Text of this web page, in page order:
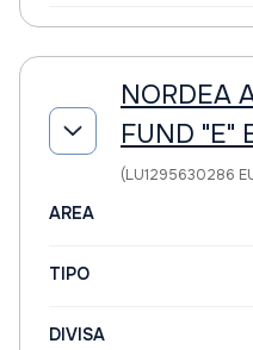
NORDEA
FUND "E"
(LU1295630286
AREA
TIPO
DIVISA